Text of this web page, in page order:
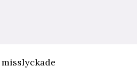
misslyckade